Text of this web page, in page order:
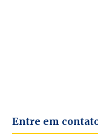
Entre em